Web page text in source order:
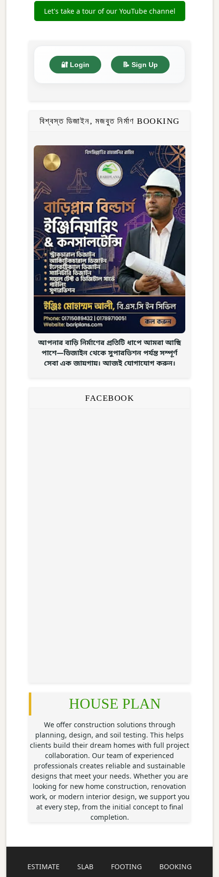
Let's take a tour of our YouTube channel
🔐 Login 📝 Sign Up
বিশ্বস্ত ডিজাইন, মজবুত নির্মাণ BOOKING
আপনার বাড়ি নির্মাণের প্রতিটি ধাপে আমরা আছি
পাশে—ডিজাইন থেকে সুপারভিশন পর্যন্ত সম্পূর্ণ
সেবা এক জায়গায়। আজই যোগাযোগ করুন।
FACEBOOK
HOUSE PLAN
We offer construction solutions through
planning, design, and soil testing. This helps
clients build their dream homes with full project
collaboration. Our team of experienced
professionals creates reliable and sustainable
designs that meet your needs. Whether you are
looking for new home construction, renovation
work, or modern interior design, we support you
at every step, from the initial concept to final
completion.
ESTIMATE SLAB FOOTING BOOKING